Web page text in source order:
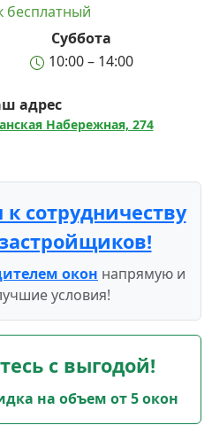
бесплатный
Суббота
10:00 – 14:00
адрес
Набережная, 274
сотрудничеству
окон напрямую и
условия!
с выгодой!
на объем от 5 окон